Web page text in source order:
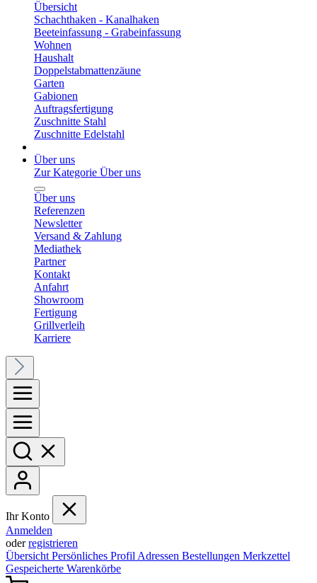
Übersicht
Schachthaken - Kanalhaken
Beeteinfassung - Grabeinfassung
Wohnen
Haushalt
Doppelstabmattenzäune
Garten
Gabionen
Auftragsfertigung
Zuschnitte Stahl
Zuschnitte Edelstahl
Über uns
Zur Kategorie Über uns
Über uns
Referenzen
Newsletter
Versand & Zahlung
Mediathek
Partner
Kontakt
Anfahrt
Showroom
Fertigung
Grillverleih
Karriere
Ihr Konto
Anmelden
oderregistrieren
Übersicht Persönliches Profil Adressen Bestellungen Merkzettel
Gespeicherte Warenkörbe